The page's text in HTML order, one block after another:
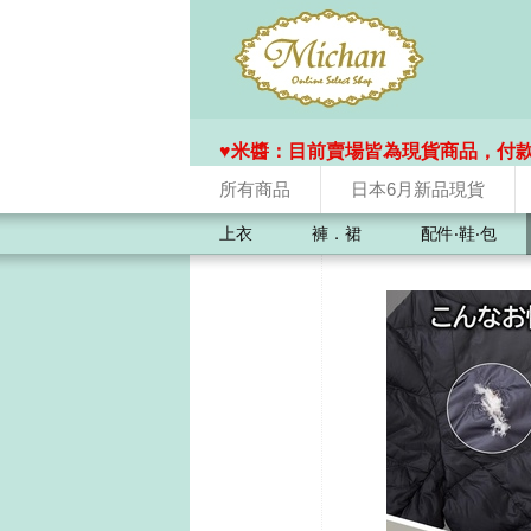
所有商品 日本6月新品現貨
♥️米醬：目前賣場皆為現貨商品，付
上衣 褲．裙 配件‧鞋‧包